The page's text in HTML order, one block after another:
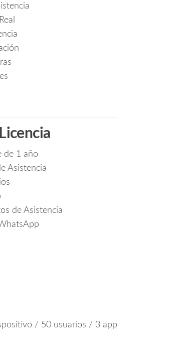
de 1 año
Asistencia
de Asistencia
/ 50 usuarios / 3 app